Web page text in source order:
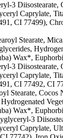
3 Diisostearate,
Caprylate,
CI 77499),
Stearate,
Wax*,
3 Diisostearate,
Caprylate,
CI 77492, CI
Stearate, Cocos
Wax*,
3
Caprylate,